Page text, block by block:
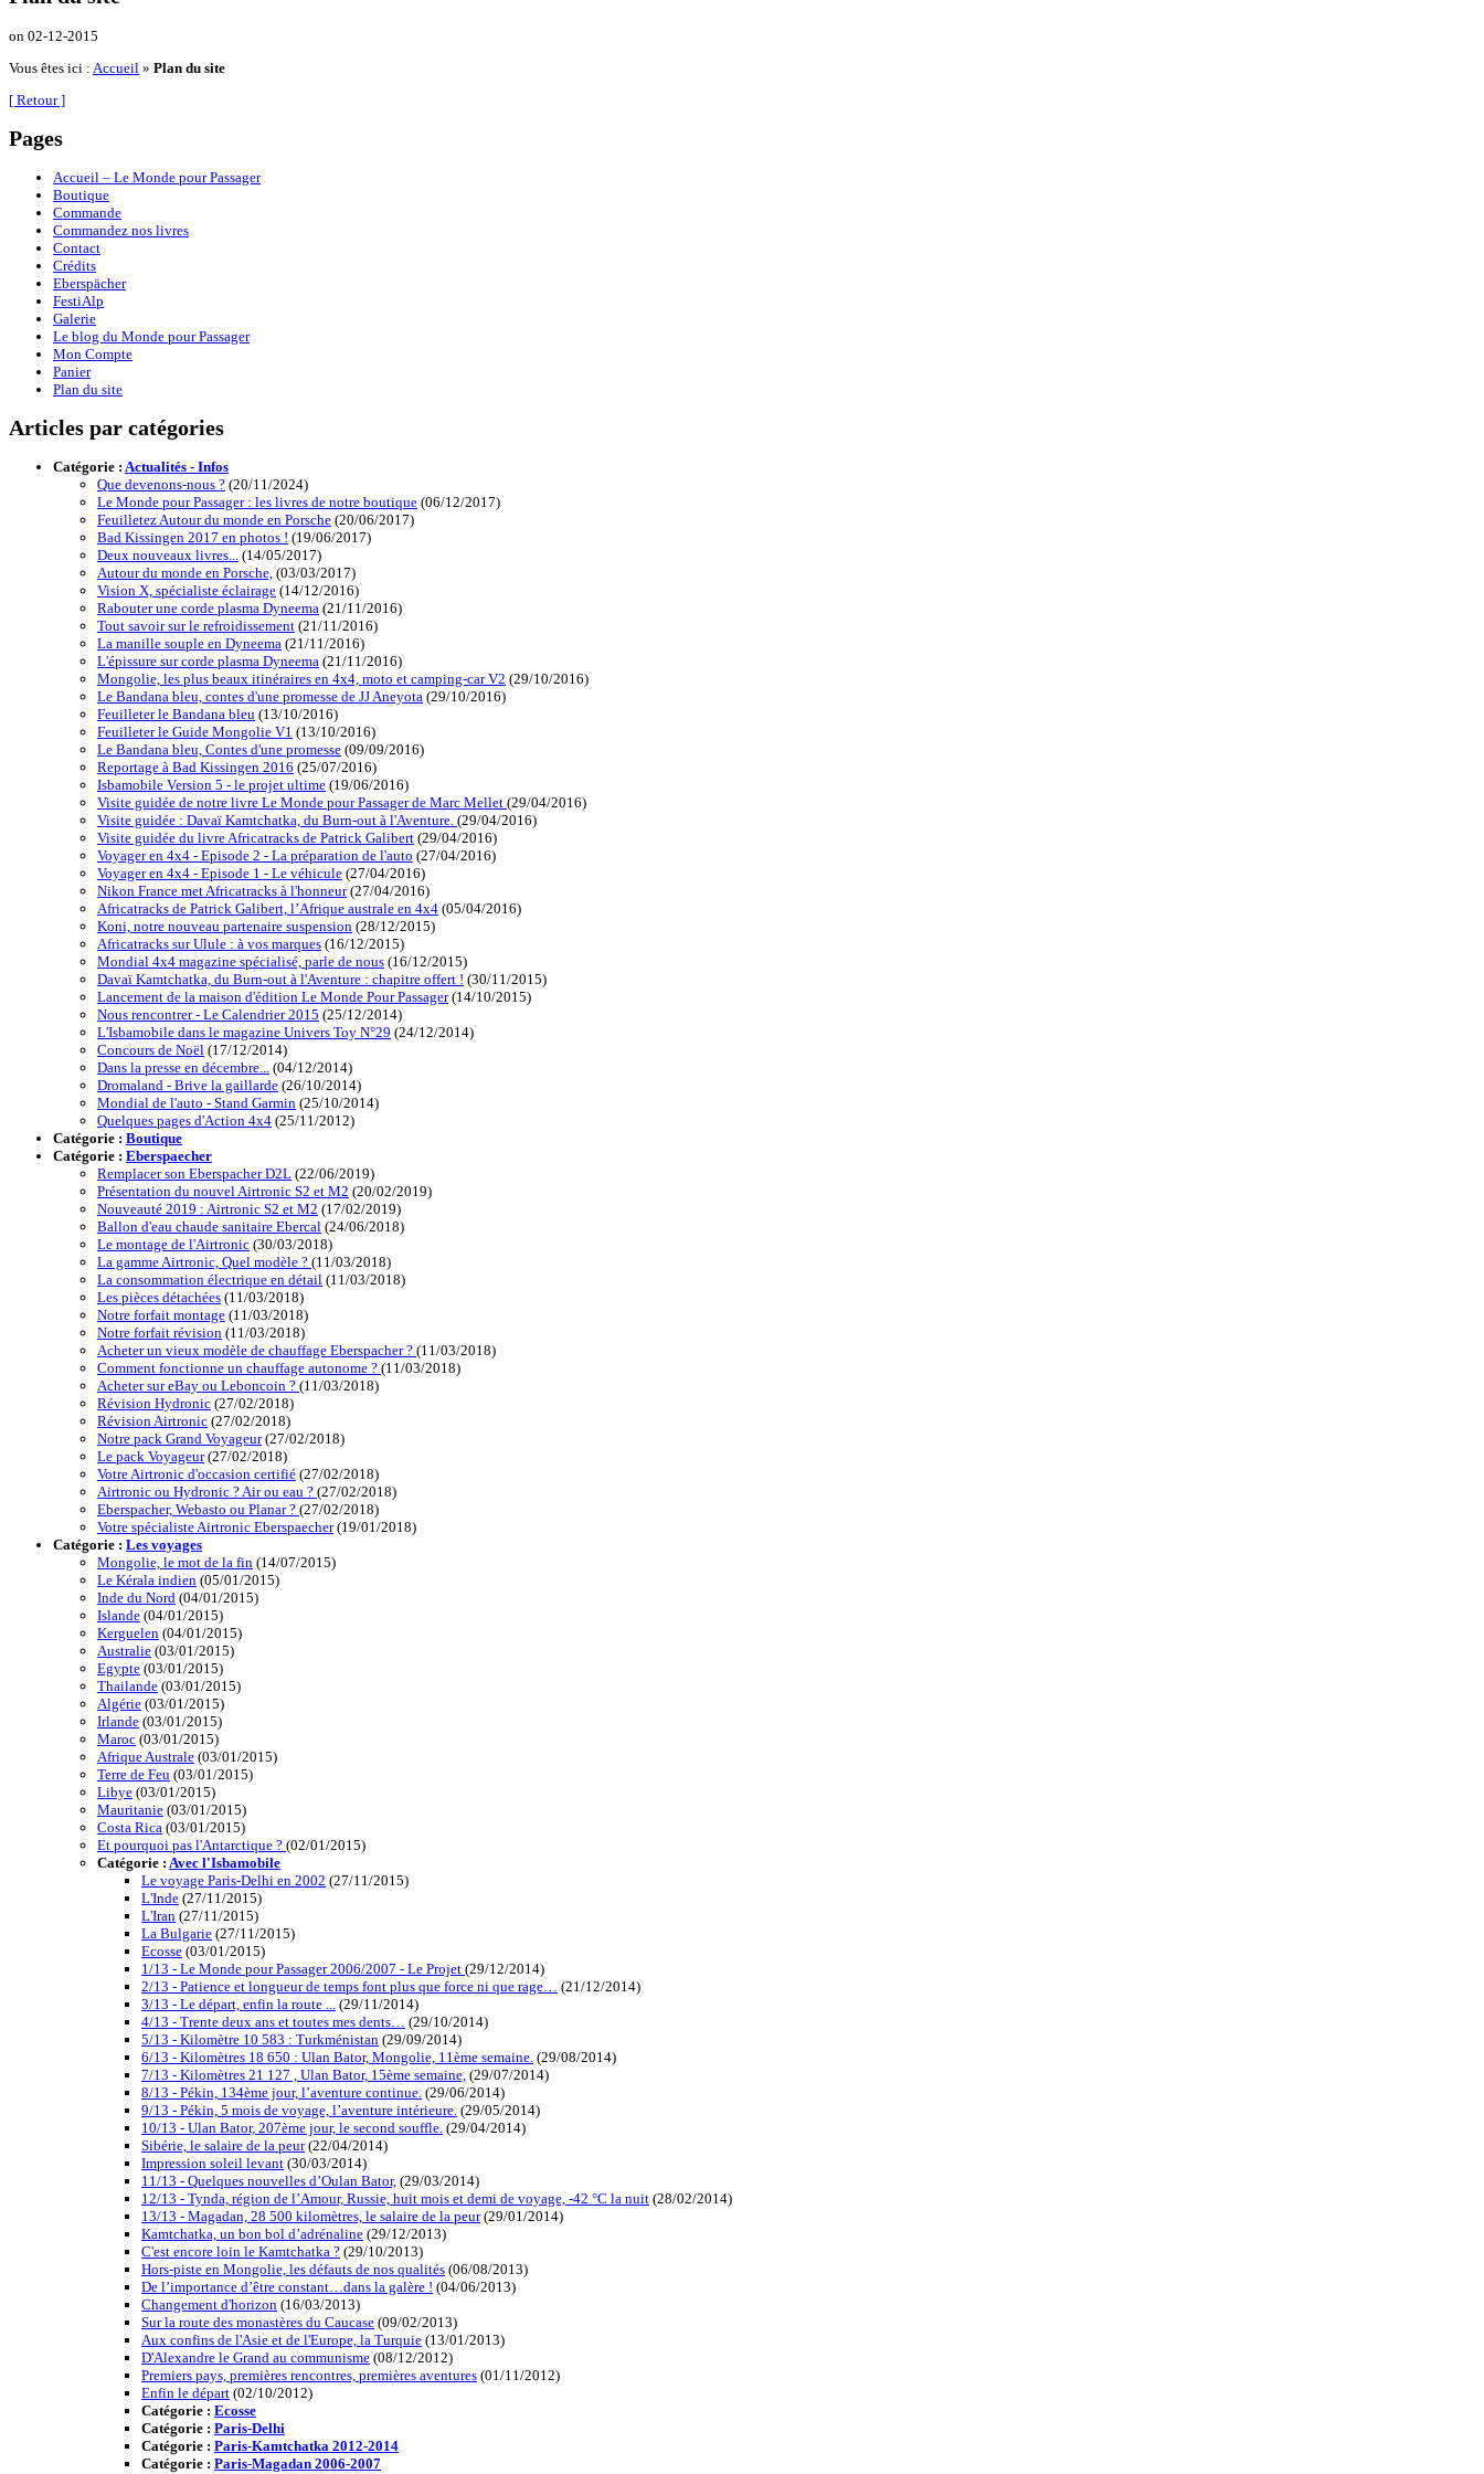
on 02-12-2015
Vous êtes ici : Accueil » Plan du site
[ Retour ]
Pages
Accueil – Le Monde pour Passager
Boutique
Commande
Commandez nos livres
Contact
Crédits
Eberspächer
FestiAlp
Galerie
Le blog du Monde pour Passager
Mon Compte
Panier
Plan du site
Articles par catégories
Catégorie : Actualités - Infos
Que devenons-nous ? (20/11/2024)
Le Monde pour Passager : les livres de notre boutique (06/12/2017)
Feuilletez Autour du monde en Porsche (20/06/2017)
Bad Kissingen 2017 en photos ! (19/06/2017)
Deux nouveaux livres... (14/05/2017)
Autour du monde en Porsche, (03/03/2017)
Vision X, spécialiste éclairage (14/12/2016)
Rabouter une corde plasma Dyneema (21/11/2016)
Tout savoir sur le refroidissement (21/11/2016)
La manille souple en Dyneema (21/11/2016)
L'épissure sur corde plasma Dyneema (21/11/2016)
Mongolie, les plus beaux itinéraires en 4x4, moto et camping-car V2 (29/10/2016)
Le Bandana bleu, contes d'une promesse de JJ Aneyota (29/10/2016)
Feuilleter le Bandana bleu (13/10/2016)
Feuilleter le Guide Mongolie V1 (13/10/2016)
Le Bandana bleu, Contes d'une promesse (09/09/2016)
Reportage à Bad Kissingen 2016 (25/07/2016)
Isbamobile Version 5 - le projet ultime (19/06/2016)
Visite guidée de notre livre Le Monde pour Passager de Marc Mellet (29/04/2016)
Visite guidée : Davaï Kamtchatka, du Burn-out à l'Aventure. (29/04/2016)
Visite guidée du livre Africatracks de Patrick Galibert (29/04/2016)
Voyager en 4x4 - Episode 2 - La préparation de l'auto (27/04/2016)
Voyager en 4x4 - Episode 1 - Le véhicule (27/04/2016)
Nikon France met Africatracks à l'honneur(27/04/2016)
Africatracks de Patrick Galibert, l’Afrique australe en 4x4 (05/04/2016)
Koni, notre nouveau partenaire suspension (28/12/2015)
Africatracks sur Ulule : à vos marques (16/12/2015)
Mondial 4x4 magazine spécialisé, parle de nous (16/12/2015)
Davaï Kamtchatka, du Burn-out à l'Aventure : chapitre offert ! (30/11/2015)
Lancement de la maison d'édition Le Monde Pour Passager(14/10/2015)
Nous rencontrer - Le Calendrier 2015 (25/12/2014)
L'Isbamobile dans le magazine Univers Toy N°29 (24/12/2014)
Concours de Noël (17/12/2014)
Dans la presse en décembre... (04/12/2014)
Dromaland - Brive la gaillarde (26/10/2014)
Mondial de l'auto - Stand Garmin (25/10/2014)
Quelques pages d'Action 4x4 (25/11/2012)
Catégorie : Boutique
Catégorie : Eberspaecher
Remplacer son Eberspacher D2L (22/06/2019)
Présentation du nouvel Airtronic S2 et M2 (20/02/2019)
Nouveauté 2019 : Airtronic S2 et M2 (17/02/2019)
Ballon d'eau chaude sanitaire Ebercal (24/06/2018)
Le montage de l'Airtronic (30/03/2018)
La gamme Airtronic, Quel modèle ? (11/03/2018)
La consommation électrique en détail (11/03/2018)
Les pièces détachées (11/03/2018)
Notre forfait montage (11/03/2018)
Notre forfait révision (11/03/2018)
Acheter un vieux modèle de chauffage Eberspacher ? (11/03/2018)
Comment fonctionne un chauffage autonome ? (11/03/2018)
Acheter sur eBay ou Leboncoin ? (11/03/2018)
Révision Hydronic (27/02/2018)
Révision Airtronic (27/02/2018)
Notre pack Grand Voyageur(27/02/2018)
Le pack Voyageur(27/02/2018)
Votre Airtronic d'occasion certifié (27/02/2018)
Airtronic ou Hydronic ? Air ou eau ? (27/02/2018)
Eberspacher, Webasto ou Planar ? (27/02/2018)
Votre spécialiste Airtronic Eberspaecher(19/01/2018)
Catégorie : Les voyages
Mongolie, le mot de la fin (14/07/2015)
Le Kérala indien (05/01/2015)
Inde du Nord (04/01/2015)
Islande (04/01/2015)
Kerguelen (04/01/2015)
Australie (03/01/2015)
Egypte (03/01/2015)
Thailande (03/01/2015)
Algérie (03/01/2015)
Irlande (03/01/2015)
Maroc (03/01/2015)
Afrique Australe (03/01/2015)
Terre de Feu (03/01/2015)
Libye (03/01/2015)
Mauritanie (03/01/2015)
Costa Rica (03/01/2015)
Et pourquoi pas l'Antarctique ? (02/01/2015)
Catégorie : Avec l'Isbamobile
Le voyage Paris-Delhi en 2002 (27/11/2015)
L'Inde (27/11/2015)
L'Iran (27/11/2015)
La Bulgarie (27/11/2015)
Ecosse (03/01/2015)
1/13 - Le Monde pour Passager 2006/2007 - Le Projet (29/12/2014)
2/13 - Patience et longueur de temps font plus que force ni que rage… (21/12/2014)
3/13 - Le départ, enfin la route ... (29/11/2014)
4/13 - Trente deux ans et toutes mes dents… (29/10/2014)
5/13 - Kilomètre 10 583 : Turkménistan (29/09/2014)
6/13 - Kilomètres 18 650 : Ulan Bator, Mongolie, 11ème semaine. (29/08/2014)
7/13 - Kilomètres 21 127 , Ulan Bator, 15ème semaine, (29/07/2014)
8/13 - Pékin, 134ème jour, l’aventure continue. (29/06/2014)
9/13 - Pékin, 5 mois de voyage, l’aventure intérieure. (29/05/2014)
10/13 - Ulan Bator, 207ème jour, le second souffle. (29/04/2014)
Sibérie, le salaire de la peur(22/04/2014)
Impression soleil levant (30/03/2014)
11/13 - Quelques nouvelles d’Oulan Bator, (29/03/2014)
12/13 - Tynda, région de l’Amour, Russie, huit mois et demi de voyage, -42 °C la nuit (28/02/2014)
13/13 - Magadan, 28 500 kilomètres, le salaire de la peur(29/01/2014)
Kamtchatka, un bon bol d’adrénaline (29/12/2013)
C'est encore loin le Kamtchatka ? (29/10/2013)
Hors-piste en Mongolie, les défauts de nos qualités (06/08/2013)
De l’importance d’être constant…dans la galère ! (04/06/2013)
Changement d'horizon (16/03/2013)
Sur la route des monastères du Caucase (09/02/2013)
Aux confins de l'Asie et de l'Europe, la Turquie (13/01/2013)
D'Alexandre le Grand au communisme (08/12/2012)
Premiers pays, premières rencontres, premières aventures (01/11/2012)
Enfin le départ (02/10/2012)
Catégorie : Ecosse
Catégorie : Paris-Delhi
Catégorie : Paris-Kamtchatka 2012-2014
Catégorie : Paris-Magadan 2006-2007